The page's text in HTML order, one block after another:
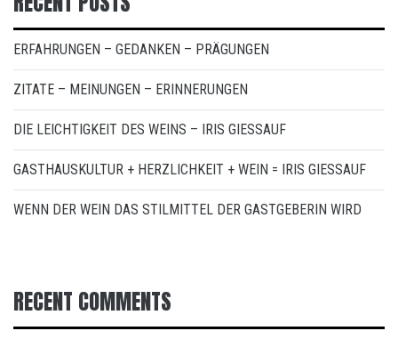
ERFAHRUNGEN – GEDANKEN – PRÄGUNGEN
ZITATE – MEINUNGEN – ERINNERUNGEN
DIE LEICHTIGKEIT DES WEINS – IRIS GIESSAUF
GASTHAUSKULTUR + HERZLICHKEIT + WEIN = IRIS GIESSAUF
WENN DER WEIN DAS STILMITTEL DER GASTGEBERIN WIRD
RECENT COMMENTS